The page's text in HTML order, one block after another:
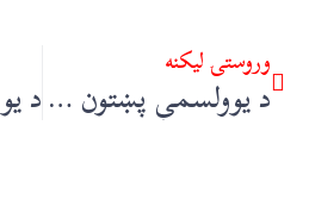
وروستۍ ليکنه
د يوولسمې پښتون ( خاکه) – ساجد ټکر